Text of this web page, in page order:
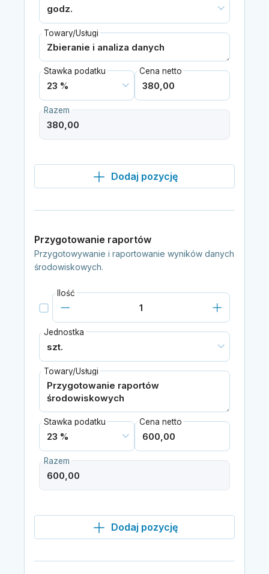
Towary/Usługi
Stawka podatku Cena netto
Razem
Dodaj pozycję
Przygotowanie raportów
Przygotowywanie i raportowanie wyników danych
środowiskowych.
Ilość
Jednostka
Towary/Usługi
Stawka podatku Cena netto
Razem
Dodaj pozycję